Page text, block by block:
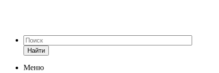
Найти
Меню